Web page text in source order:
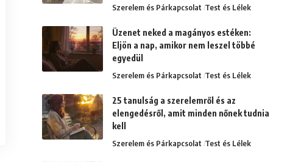
Szerelem és Párkapcsolat Test és Lélek
Üzenet neked a magányos estéken:
Eljön a nap, amikor nem leszel többé
egyedül
Szerelem és Párkapcsolat Test és Lélek
25 tanulság a szerelemről és az
elengedésről, amit minden nőnek tudnia
kell
Szerelem és Párkapcsolat Test és Lélek